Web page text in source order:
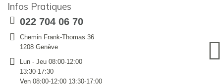
Infos Pratiques
022 704 06 70
Chemin Frank-Thomas 36
1208 Genève
Lun - Jeu 08:00-12:00
13:30-17:30
Ven 08:00-12:00 13:30-17:00